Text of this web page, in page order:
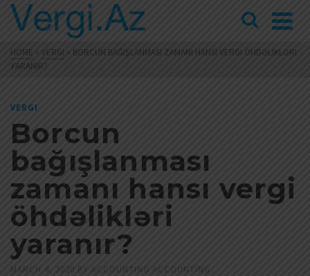
HOME » VERGI » BORCUN BAĞIŞLANMASI ZAMANI HANSI VERGI ÖHDƏLIKLƏRI
YARANIR?
VERGI
Borcun
bağışlanması
zamanı hansı vergi
öhdəlikləri
yaranır?
MARCH 4, 2020 BY ACCOUNTING ACCOUNTING